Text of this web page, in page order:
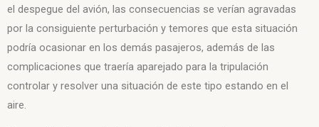
el despegue del avión, las consecuencias se verían agravadas
por la consiguiente perturbación y temores que esta situación
podría ocasionar en los demás pasajeros, además de las
complicaciones que traería aparejado para la tripulación
controlar y resolver una situación de este tipo estando en el
aire.